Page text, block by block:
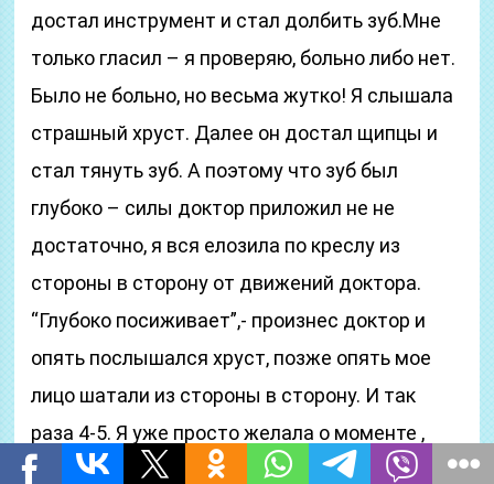
достал инструмент и стал долбить зуб.Мне
только гласил – я проверяю, больно либо нет.
Было не больно, но весьма жутко! Я слышала
страшный хруст. Далее он достал щипцы и
стал тянуть зуб. А поэтому что зуб был
глубоко – силы доктор приложил не не
достаточно, я вся елозила по креслу из
стороны в сторону от движений доктора.
“Глубоко посиживает”,- произнес доктор и
опять послышался хруст, позже опять мое
лицо шатали из стороны в сторону. И так
раза 4-5. Я уже просто желала о моменте ,
когда пойду домой без зуба.